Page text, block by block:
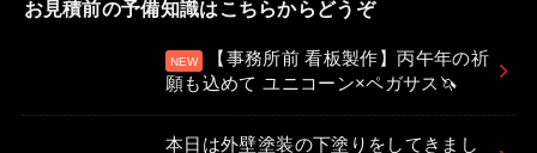
お見積前の予備知識はこちらからどうぞ
【事務所前 看板製作】丙午年の祈
願も込めて ユニコーン×ペガサス🦄
本日は外壁塗装の下塗りをしてきまし